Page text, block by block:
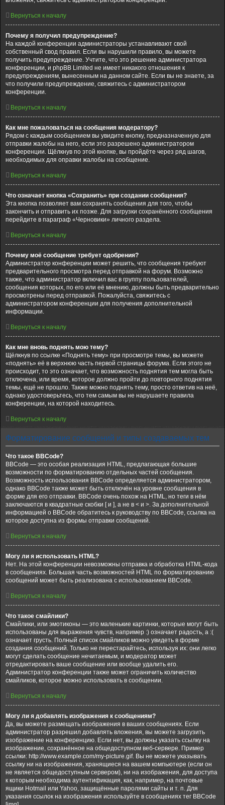
Вернуться к началу
Почему я получил предупреждение?
На каждой конференции администраторы устанавливают свой
собственный свод правил. Если вы нарушили правило, вы можете
получить предупреждение. Учтите, что это решение администратора
конференции, и phpBB Limited не имеет никакого отношения к
предупреждениям, вынесенным на данном сайте. Если вы не знаете, за
что получили предупреждение, свяжитесь с администратором
конференции.
Вернуться к началу
Как мне пожаловаться на сообщения модератору?
Рядом с каждым сообщением вы увидите кнопку, предназначенную для
отправки жалобы на него, если это разрешено администратором
конференции. Щёлкнув по этой кнопке, вы пройдёте через ряд шагов,
необходимых для оправки жалобы на сообщение.
Вернуться к началу
Что означает кнопка «Сохранить» при создании сообщения?
Эта кнопка позволяет вам сохранять сообщения для того, чтобы
закончить и отправить их позже. Для загрузки сохранённого сообщения
перейдите в параграф «Черновики» личного раздела.
Вернуться к началу
Почему моё сообщение требует одобрения?
Администратор конференции может решить, что сообщения требуют
предварительного просмотра перед отправкой на форум. Возможно
также, что администратор включил вас в группу пользователей,
сообщения которых, по его или её мнению, должны быть предварительно
просмотрены перед отправкой. Пожалуйста, свяжитесь с
администратором конференции для получения дополнительной
информации.
Вернуться к началу
Как мне вновь поднять мою тему?
Щёлкнув по ссылке «Поднять тему» при просмотре темы, вы можете
«поднять» её в верхнюю часть первой страницы форума. Если этого не
происходит, то это означает, что возможность поднятия тем могла быть
отключена, или время, которое должно пройти до повторного поднятия
темы, ещё не прошло. Также можно поднять тему, просто ответив на неё,
однако удостоверьтесь, что тем самым вы не нарушаете правила
конференции, на которой находитесь.
Вернуться к началу
Форматирование сообщений и типы создаваемых тем
Что такое BBCode?
BBCode — это особая реализация HTML, предлагающая большие
возможности по форматированию отдельных частей сообщения.
Возможность использования BBCode определяется администратором,
однако BBCode также может быть отключён на уровне сообщения в
форме для его отправки. BBCode очень похож на HTML, но теги в нём
заключаются в квадратные скобки [ и ], а не в < и >. За дополнительной
информацией о BBCode обратитесь к руководству по BBCode, ссылка на
которое доступна из формы отправки сообщений.
Вернуться к началу
Могу ли я использовать HTML?
Нет. На этой конференции невозможны отправка и обработка HTML-кода
в сообщениях. Большая часть возможностей HTML по форматированию
сообщений может быть реализована с использованием BBCode.
Вернуться к началу
Что такое смайлики?
Смайлики, или эмотиконы — это маленькие картинки, которые могут быть
использованы для выражения чувств, например :) означает радость, а :(
означает грусть. Полный список смайликов можно увидеть в форме
создания сообщений. Только не перестарайтесь, используя их: они легко
могут сделать сообщение нечитаемым, и модератор может
отредактировать ваше сообщение или вообще удалить его.
Администратор конференции также может ограничить количество
смайликов, которое можно использовать в сообщении.
Вернуться к началу
Могу ли я добавлять изображения к сообщениям?
Да, вы можете размещать изображения в ваших сообщениях. Если
администратор разрешил добавлять вложения, вы можете загрузить
изображение на конференцию. Если нет, вы должны указать ссылку на
изображение, сохранённое на общедоступном веб-сервере. Пример
ссылки: http://www.example.com/my-picture.gif. Вы не можете указывать
ссылку ни на изображения, хранящиеся на вашем компьютере (если он
не является общедоступным сервером), ни на изображения, для доступа
к которым необходима аутентификация, как, например, на почтовые
ящики Hotmail или Yahoo, защищённые паролями сайты и т. п. Для
указания ссылок на изображения используйте в сообщениях тег BBCode